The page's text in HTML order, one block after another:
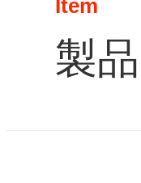
Item
製